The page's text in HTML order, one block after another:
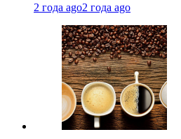
2 года ago2 года ago